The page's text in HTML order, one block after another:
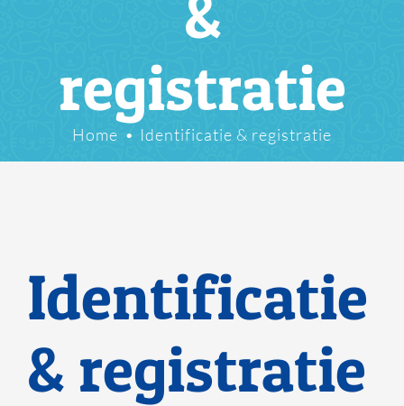
registratie
Home Identificatie & registratie
Identificatie
& registratie